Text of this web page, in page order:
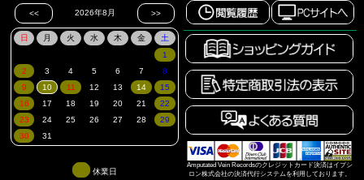
Amputated Vein Recordsのクレジットカード決済はイプシ
ロン株式会社の決済代行システムを利用しております。
休業日